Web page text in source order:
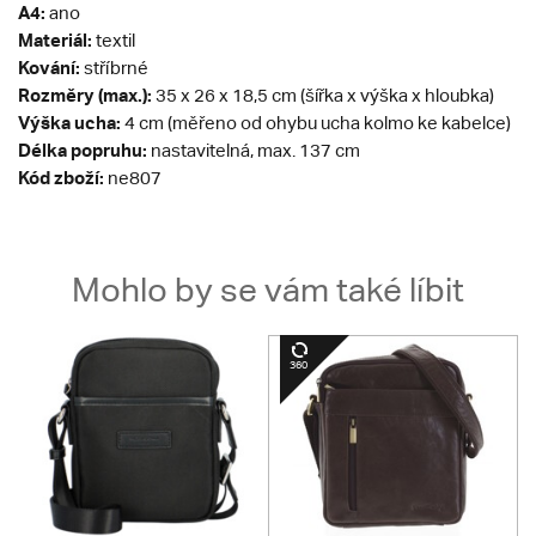
A4: ano
Materiál: textil
Kování: stříbrné
Rozměry (max.): 35 x 26 x 18,5 cm (šířka x výška x hloubka)
Výška ucha: 4 cm (měřeno od ohybu ucha kolmo ke kabelce)
Délka popruhu: nastavitelná, max. 137 cm
Kód zboží: ne807
Mohlo by se vám také líbit